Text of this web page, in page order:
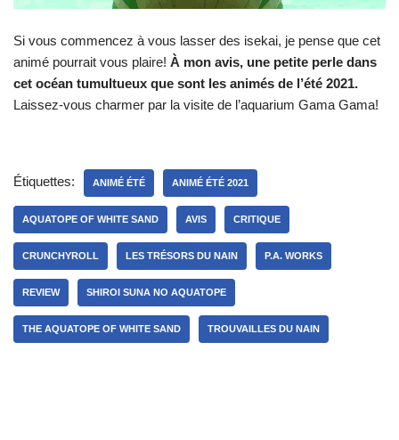
Si vous commencez à vous lasser des isekai, je pense que cet
animé pourrait vous plaire! À mon avis, une petite perle dans
cet océan tumultueux que sont les animés de l’été 2021.
Laissez-vous charmer par la visite de l’aquarium Gama Gama!
Étiquettes: ANIMÉ ÉTÉ ANIMÉ ÉTÉ 2021
AQUATOPE OF WHITE SAND AVIS CRITIQUE
CRUNCHYROLL LES TRÉSORS DU NAIN P.A. WORKS
REVIEW SHIROI SUNA NO AQUATOPE
THE AQUATOPE OF WHITE SAND TROUVAILLES DU NAIN